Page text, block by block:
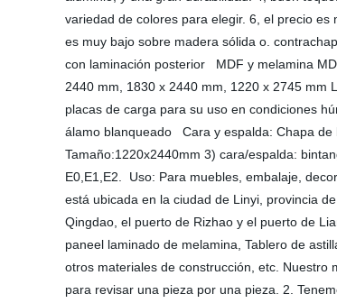
variedad de colores para elegir. 6, el precio
es muy bajo sobre madera sólida o.
con laminación posterior MDF y melamina
2440 mm, 1830 x 2440 mm, 1220 x 2745 mm
placas de carga para su uso en condiciones
álamo blanqueado Cara y espalda: Chapa de
Tamaño:1220x2440mm 3) cara/espalda:
E0,E1,E2. Uso: Para muebles, embalaje,
está ubicada en la ciudad de Linyi, provincia
Qingdao, el puerto de Rizhao y el puerto de
paneel laminado de melamina, Tablero de
otros materiales de construcción, etc. Nuestro
para revisar una pieza por una pieza. 2.